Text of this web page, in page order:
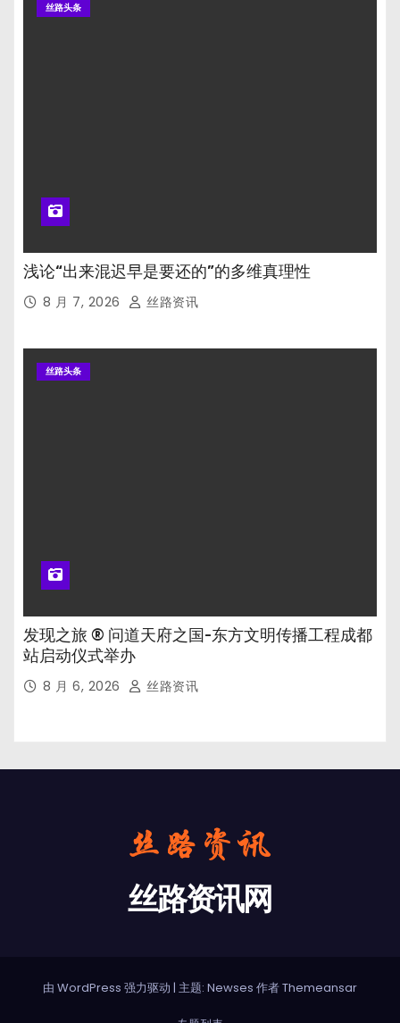
丝路头条
浅论“出来混迟早是要还的”的多维真理性
8 月 7, 2026 丝路资讯
丝路头条
发现之旅 ® 问道天府之国-东方文明传播工程成都
站启动仪式举办
8 月 6, 2026 丝路资讯
丝路资讯网
由 WordPress 强力驱动 | 主题: Newses 作者Themeansar